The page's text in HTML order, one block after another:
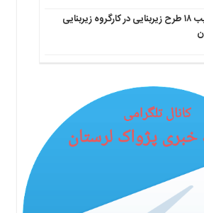
تصویب ۱۸ طرح زیربنایی در کارگروه زیربنایی